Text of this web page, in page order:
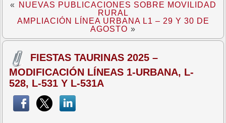
«
NUEVAS PUBLICACIONES SOBRE MOVILIDAD
RURAL
AMPLIACIÓN LÍNEA URBANA L1 – 29 Y 30 DE
AGOSTO »
FIESTAS TAURINAS 2025 –
MODIFICACIÓN LÍNEAS 1-URBANA, L-
528, L-531 Y L-531A